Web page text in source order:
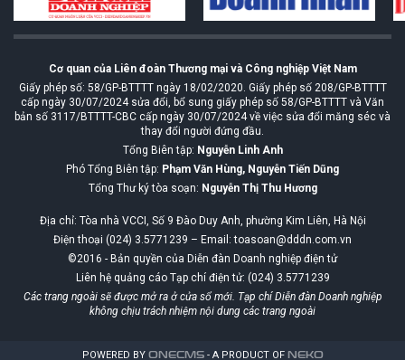
Cơ quan của Liên đoàn Thương mại và Công nghiệp Việt Nam
Giấy phép số: 58/GP-BTTTT ngày 18/02/2020. Giấy phép số 208/GP-BTTTT
cấp ngày 30/07/2024 sửa đổi, bổ sung giấy phép số 58/GP-BTTTT và Văn
bản số 3117/BTTTT-CBC cấp ngày 30/07/2024 về việc sửa đổi măng séc và
thay đổi người đứng đầu.
Tổng Biên tập: Nguyễn Linh Anh
Phó Tổng Biên tập: Phạm Văn Hùng, Nguyễn Tiến Dũng
Tổng Thư ký tòa soạn: Nguyễn Thị Thu Hương
Địa chỉ: Tòa nhà VCCI, Số 9 Đào Duy Anh, phường Kim Liên, Hà Nội
Điện thoại (024) 3.5771239 – Email: toasoan@dddn.com.vn
©2016 - Bản quyền của Diễn đàn Doanh nghiệp điện tử
Liên hệ quảng cáo Tạp chí điện tử: (024) 3.5771239
Các trang ngoài sẽ được mở ra ở cửa sổ mới. Tạp chí Diễn đàn Doanh nghiệp
không chịu trách nhiệm nội dung các trang ngoài
POWERED BY ONECMS- A PRODUCT OF NEKO